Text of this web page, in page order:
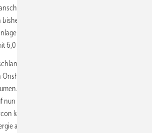
für 20 einzelne Anlagen ihrer
produzierten Anlage, der V162. Sie
oder in Zweier- und Dreier-Grüppchen
6,0 und mal mit 6,2 MW.
Enercon verlor trotz des
Marktes hingegen sogar zehn Prozent
Die knapp 670 MW aus dem Jahr 2021
noch 600,5 MW Jahreszubauleistung.
kaum weniger Turbinen als Vestas. Die
an Land zählte 151 Enercon-Anlagen im